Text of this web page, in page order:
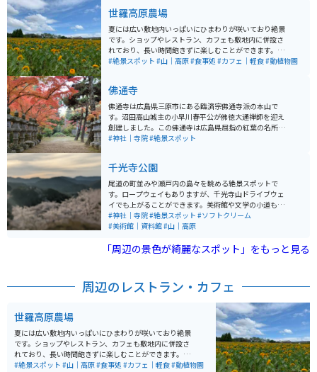
世羅高原農場
夏には広い敷地内いっぱいにひまわりが咲いており絶景
です。ショップやレストラン、カフェも敷地内に併設さ
れており、長い時間飽きずに楽しむことができます。季
節によっては違う花もたくさん咲いています。
#絶景スポット #山｜高原#食事処 #カフェ｜軽食#動植物園
佛通寺
佛通寺は広島県三原市にある臨済宗佛通寺派の本山で
す。沼田高山城主の小早川春平公が佛徳大通禅師を迎え
創建しました。この佛通寺は広島県屈指の紅葉の名所と
して知られており紅葉の時期になると多くの観光客が訪
#神社｜寺院#絶景スポット
千光寺公園
尾道の町並みや瀬戸内の島々を眺める絶景スポットで
す。ロープウェイもありますが、千光寺山ドライブウェ
イでも上がることができます。美術館や文学の小道もあ
り、のんびりと散策を楽しむこともできます。散策のお
供にみかんソフトクリームがおすすめです。桜の名所
眺めを邪魔するものは何も無く、開けた景色に心地よい
や保護猫ハウス等もあり見どころ満点です。
#神社｜寺院#絶景スポット #ソフトクリーム
#美術館｜資料館#山｜高原
「周辺の景色が綺麗なスポット」をもっと見る
周辺のレストラン・カフェ
世羅高原農場
夏には広い敷地内いっぱいにひまわりが咲いており絶景
です。ショップやレストラン、カフェも敷地内に併設さ
れており、長い時間飽きずに楽しむことができます。季
節によっては違う花もたくさん咲いています。
#絶景スポット #山｜高原#食事処 #カフェ｜軽食#動植物園